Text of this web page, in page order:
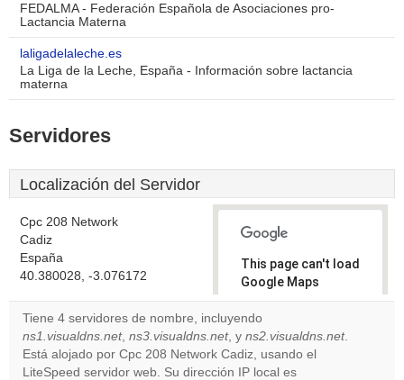
FEDALMA - Federación Española de Asociaciones pro-
Lactancia Materna
laligadelaleche.es
La Liga de la Leche, España - Información sobre lactancia
materna
Servidores
Localización del Servidor
Cpc 208 Network
Cadiz
España
40.380028, -3.076172
This page can't load
Google Maps
correctly.
Do you
own this
website?
Tiene 4 servidores de nombre, incluyendo
ns1.visualdns.net, ns3.visualdns.net, y ns2.visualdns.net.
Está alojado por Cpc 208 Network Cadiz, usando el
LiteSpeed servidor web. Su dirección IP local es